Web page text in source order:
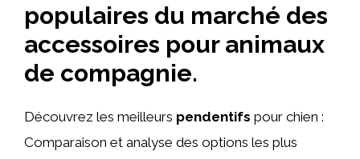
populaires du marché des
accessoires pour animaux
de compagnie.
Découvrez les meilleurs pendentifs pour chien :
Comparaison et analyse des options les plus